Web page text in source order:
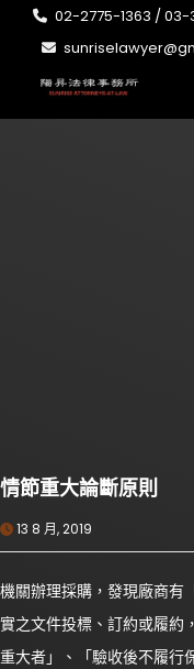
02-2775-1363 /
情節重大論斷原則
13 8 月, 2019
機關辦理採購，發現廠商有
實之文件投標、訂約或履約
重大者」、「驗收後不履行